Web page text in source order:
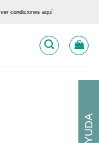
ver condiciones aquí
AYUDA